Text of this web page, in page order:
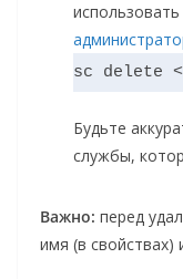
использовать
sc delete
Будьте
службы,
Важно: перед
имя (в свойствах)